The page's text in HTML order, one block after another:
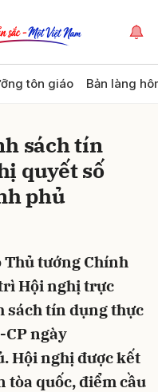
tôn giáo Bản làng
sách tín
quyết số
phủ
Thủ tướng Chính
Hội nghị trực
sách tín dụng thực
ngày
Hội nghị được kết
quốc, điểm cầu